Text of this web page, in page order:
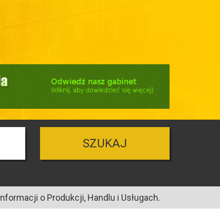
SZUKAJ
o Produkcji, Handlu i Usługach.